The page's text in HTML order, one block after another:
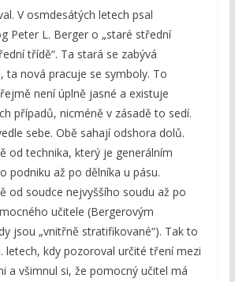
V osmdesátých letech psal
Peter L. Berger o „staré střední
třídě“. Ta stará se zabývá
ta nová pracuje se symboly. To
není úplně jasné a existuje
případů, nicméně v zásadě to sedí.
sebe. Obě sahají odshora dolů.
od technika, který je generálním
podniku až po dělníka u pásu.
od soudce nejvyššího soudu až po
učitele (Bergerovým
jsou „vnitřně stratifikované“). Tak to
letech, kdy pozoroval určité tření mezi
a všimnul si, že pomocný učitel má